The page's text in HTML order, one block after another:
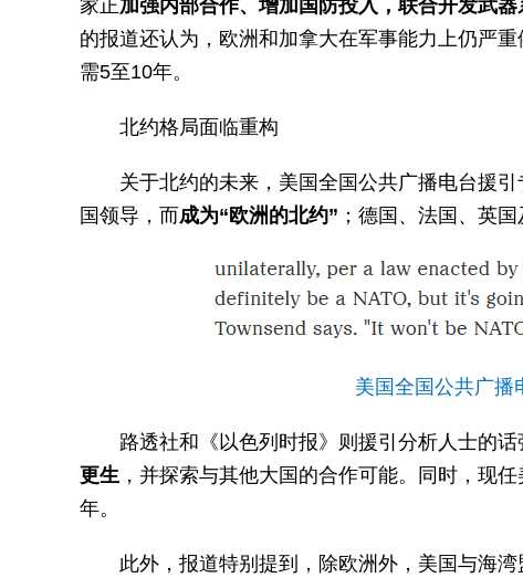
家正加强内部合作、增加国防投入，联合开发武
的报道还认为，欧洲和加拿大在军事能力上仍严
需5至10年。
北约格局面临重构
关于北约的未来，美国全国公共广播电台援
国领导，而成为“欧洲的北约” ；德国、法国、英
美国全国公共广播
路透社和《以色列时报》则援引分析人士的话
更生 ，并探索与其他大国的合作可能。同时，现
年。
此外，报道特别提到，除欧洲外，美国与海